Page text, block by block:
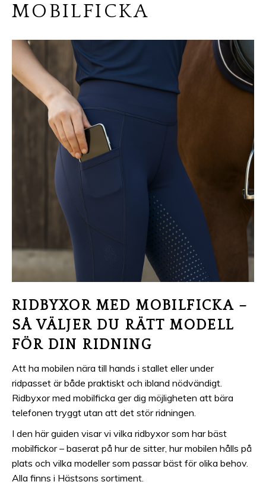
MOBILFICKA
RIDBYXOR MED MOBILFICKA –
SÅ VÄLJER DU RÄTT MODELL
FÖR DIN RIDNING
Att ha mobilen nära till hands i stallet eller under
ridpasset är både praktiskt och ibland nödvändigt.
Ridbyxor med mobilficka ger dig möjligheten att bära
telefonen tryggt utan att det stör ridningen.
I den här guiden visar vi vilka ridbyxor som har bäst
mobilfickor – baserat på hur de sitter, hur mobilen hålls på
plats och vilka modeller som passar bäst för olika behov.
Alla finns i Hästsons sortiment.